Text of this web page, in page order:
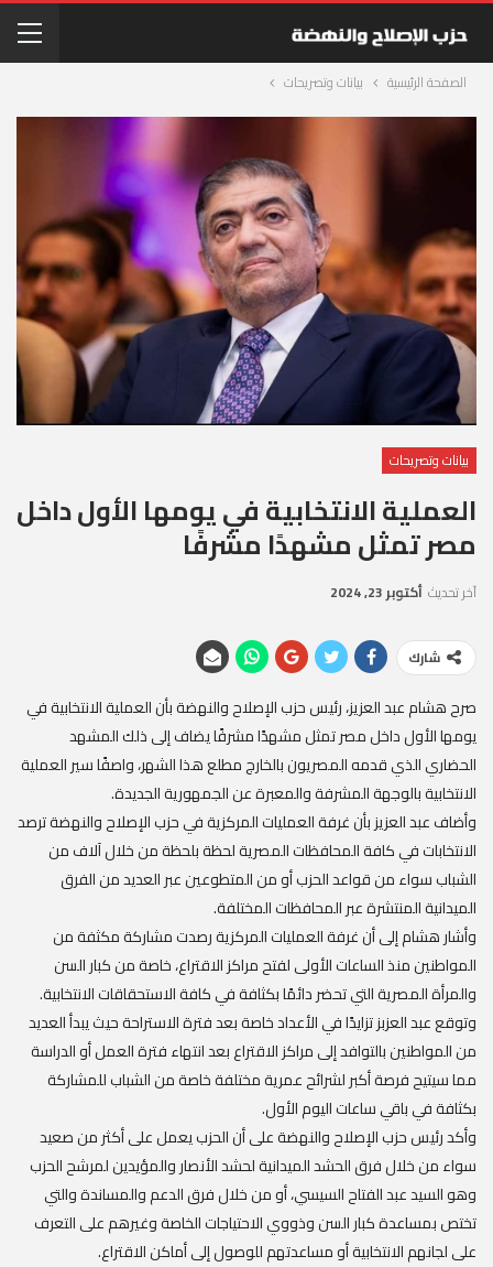
الصفحة الرئيسية بيانات وتصريحات
بيانات وتصريحات
العملية الانتخابية في يومها الأول داخل
مصر تمثل مشهدًا مشرفًا
آخر تحديث أكتوبر 23, 2024
شارك
صرح هشام عبد العزيز، رئيس حزب الإصلاح والنهضة بأن العملية الانتخابية في
يومها الأول داخل مصر تمثل مشهدًا مشرفًا يضاف إلى ذلك المشهد
الحضاري الذي قدمه المصريون بالخارج مطلع هذا الشهر، واصفًا سير العملية
الانتخابية بالوجهة المشرفة والمعبرة عن الجمهورية الجديدة.
وأضاف عبد العزيز بأن غرفة العمليات المركزية في حزب الإصلاح والنهضة ترصد
الانتخابات في كافة المحافظات المصرية لحظة بلحظة من خلال آلاف من
الشباب سواء من قواعد الحزب أو من المتطوعين عبر العديد من الفرق
الميدانية المنتشرة عبر المحافظات المختلفة.
وأشار هشام إلى أن غرفة العمليات المركزية رصدت مشاركة مكثفة من
المواطنين منذ الساعات الأولى لفتح مراكز الاقتراع، خاصة من كبار السن
والمرأة المصرية التي تحضر دائمًا بكثافة في كافة الاستحقاقات الانتخابية.
وتوقع عبد العزبز تزايدًا في الأعداد خاصة بعد فترة الاستراحة حيث يبدأ العديد
من المواطنين بالتوافد إلى مراكز الاقتراع بعد انتهاء فترة العمل أو الدراسة
مما سيتيح فرصة أكبر لشرائح عمرية مختلفة خاصة من الشباب للمشاركة
بكثافة في باقي ساعات اليوم الأول.
وأكد رئيس حزب الإصلاح والنهضة على أن الحزب يعمل على أكثر من صعيد
سواء من خلال فرق الحشد الميدانية لحشد الأنصار والمؤيدين لمرشح الحزب
وهو السيد عبد الفتاح السيسي، أو من خلال فرق الدعم والمساندة والتي
تختص بمساعدة كبار السن وذووي الاحتياجات الخاصة وغيرهم على التعرف
على لجانهم الانتخابية أو مساعدتهم للوصول إلى أماكن الاقتراع.